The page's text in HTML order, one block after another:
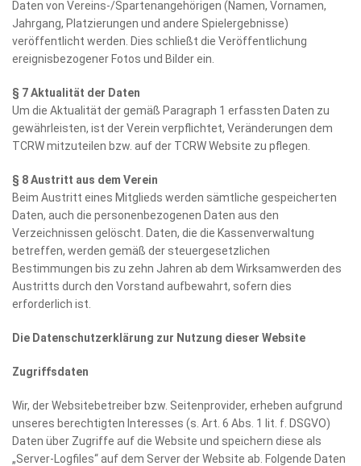
Daten von Vereins-/Spartenangehörigen (Namen, Vornamen,
Jahrgang, Platzierungen und andere Spielergebnisse)
veröffentlicht werden. Dies schließt die Veröffentlichung
ereignisbezogener Fotos und Bilder ein.
§ 7 Aktualität der Daten
Um die Aktualität der gemäß Paragraph 1 erfassten Daten zu
gewährleisten, ist der Verein verpflichtet, Veränderungen dem
TCRW mitzuteilen bzw. auf der TCRW Website zu pflegen.
§ 8 Austritt aus dem Verein
Beim Austritt eines Mitglieds werden sämtliche gespeicherten
Daten, auch die personenbezogenen Daten aus den
Verzeichnissen gelöscht. Daten, die die Kassenverwaltung
betreffen, werden gemäß der steuergesetzlichen
Bestimmungen bis zu zehn Jahren ab dem Wirksamwerden des
Austritts durch den Vorstand aufbewahrt, sofern dies
erforderlich ist.
Die Datenschutzerklärung zur Nutzung dieser Website
Zugriffsdaten
Wir, der Websitebetreiber bzw. Seitenprovider, erheben aufgrund
unseres berechtigten Interesses (s. Art. 6 Abs. 1 lit. f. DSGVO)
Daten über Zugriffe auf die Website und speichern diese als
„Server-Logfiles“ auf dem Server der Website ab. Folgende Daten